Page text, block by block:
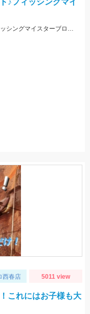
♪フィッシングマイ
キャラメルシャッド3.5出の釣果！！詳細はフィッシングマイスターブログにて近日中公開です。
西春店 5011 view
これにはお子様も大